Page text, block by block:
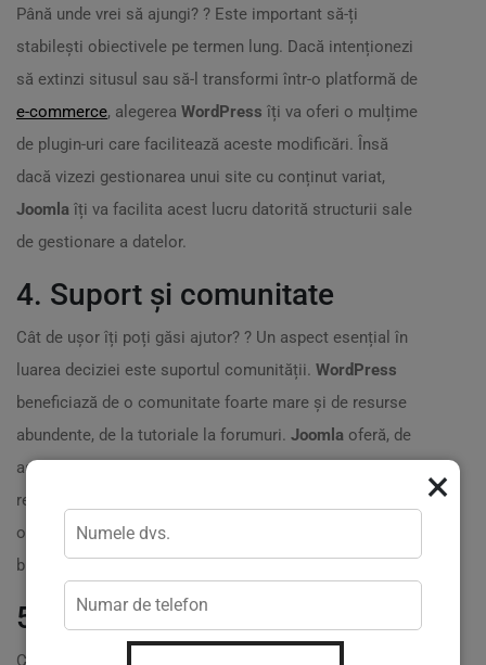
Până unde vrei să ajungi? ? Este important să-ți
stabilești obiectivele pe termen lung. Dacă intenționezi
să extinzi situsul sau să-l transformi într-o platformă de
e-commerce, alegerea WordPress îți va oferi o mulțime
de plugin-uri care facilitează aceste modificări. Însă
dacă vizezi gestionarea unui site cu conținut variat,
Joomla îți va facilita acest lucru datorită structurii sale
de gestionare a datelor.
4. Suport și comunitate
Cât de ușor îți poți găsi ajutor? ?️ Un aspect esențial în
luarea deciziei este suportul comunității. WordPress
beneficiază de o comunitate foarte mare și de resurse
abundente, de la tutoriale la forumuri. Joomla oferă, de
asemenea, suport, dar comunitatea sa este mai
restrânsă. Dacă te simți mai confortabil având acces la
o rețea extinsă de suport,
bună opțiune.
5. Costurile de întreținere
Ce trebuie să plătești pe termen lung? ? Costurile pot
×